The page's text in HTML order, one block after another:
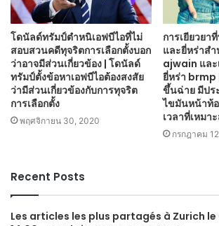
โดนัลด์ทรัมป์ตำหนิเอฟบีไอที่ไม่
สอบสวนคดีทุจริตการเลือกตั้งบอก
ว่าอาจมีส่วนเกี่ยวข้อง | โดนัลด์
ทรัมป์ตั้งข้อหาเอฟบีไอต้องสงสัย
ว่ามีส่วนเกี่ยวข้องกับการทุจริต
การเลือกตั้ง
พฤศจิกายน 30, 2020
การเยียวย
และยี่หร่าส
ajwain แล
ยี่หร่า brmp
ขึ้นฉ่าย มีปร
ไขมันหน้าท้
เวลาที่เหมา
กรกฎาคม
Recent Posts
Les articles les plus partagés à Zurich